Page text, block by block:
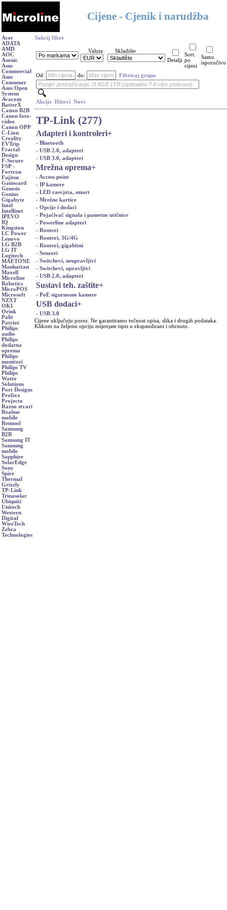
Cijene - Cjenik i narudžba
Acer
ADATA
AMD
AOC
Asonic
Asus
Commercial
Asus
Consumer
Asus Open
System
Avacom
BatterX
Canon B2B
Canon foto-
video
Canon OPP
C-Lion
Creality
EVTrip
Fractal
Design
F-Secure
FSP -
Fortron
Fujitsu
Gainward
Genesis
Genius
Gigabyte
Intel
Intellinet
IPEVO
IQ
Kingston
LC Power
Lenovo
LG B2B
LG IT
Logitech
MAETONE
Manhattan
Maxell
Microline
Robotics
MicroPOS
Microsoft
NZXT
OKI
Orink
Palit
Patriot
Philips
audio
Philips
dodatna
oprema
Philips
monitori
Philips TV
Philips
Water
Solutions
Port Designs
Profixx
Projecto
Razne stvari
Realme
mobile
Renusol
Samsung
B2B
Samsung IT
Samsung
mobile
Sapphire
SolarEdge
Sony
Spire
Thermal
Grizzly
TP-Link
Trinasolar
Ubiquiti
Unitech
Western
Digital
WireTech
Zebra
Technologies
Sakrij filtre
Valuta
Skladište
Detalji
Sort.
po
cijeni
Samo
isporučivo
Od: do: Filtriraj grupu
Akcije Hitovi Novi
TP-Link (277)
Adapteri i kontroleri+
- Bluetooth
- USB 2.0, adapteri
- USB 3.0, adapteri
Mrežna oprema+
- Access point
- IP kamere
- LED rasvjeta, smart
- Mrežne kartice
- Opcije i dodaci
- Pojačivač signala i pametne utičnice
- Powerline adapteri
- Routeri
- Routeri, 3G/4G
- Routeri, gigabitni
- Senzori
- Switchevi, neupravljivi
- Switchevi, upravljivi
- USB 2.0, adapteri
Sustavi teh. zaštite+
- PoE sigurnosne kamere
USB dodaci+
- USB 3.0
Cijene uključuju porez. Ne garantiramo točnost opisa, slika i drugih podataka.
Klikom na željenu opciju mijenjate ispis u ekspandirani i obrnuto.